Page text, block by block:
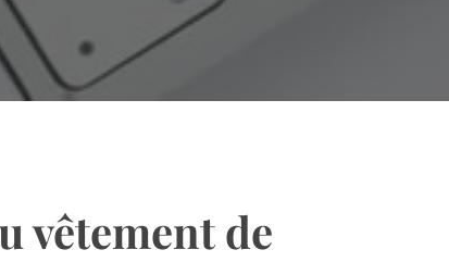
vêtement de